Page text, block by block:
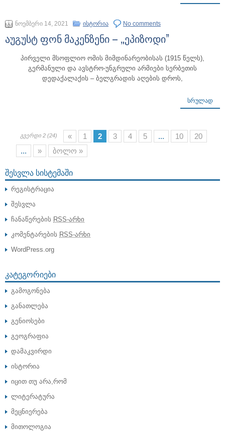
ნოემბერი 14, 2021 ისტორია No comments
აუგუსტ ფონ მაკენზენი – „ეპიზოდი”
პირველი მსოფლიო ომის მიმდინარეობისას (1915 წელს),
გერმანული და ავსტრო-უნგრული არმიები სერბეთის
დედაქალაქის – ბელგრადის აღების დროს,
ᲡᲠᲣᲚᲐᲓ
გვერდი 2 (24) « 1 2 3 4 5 ... 10
20
...
» ბოლო »
ᲨᲔᲡᲕᲚᲐ ᲡᲘᲡᲢᲔᲛᲐᲨᲘ
რეგისტრაცია
შესვლა
ჩანაწერების RSS-არხი
კომენტარების RSS-არხი
WordPress.org
ᲙᲐᲢᲔᲒᲝᲠᲘᲔᲑᲘ
გამოგონება
განათლება
გენიოსები
გეოგრაფია
დამაკვირდი
ისტორია
იცით თუ არა,რომ
ლიტერატურა
მეცნიერება
მითოლოგია